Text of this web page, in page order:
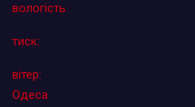
вологість:
тиск:
вітер:
Одеса